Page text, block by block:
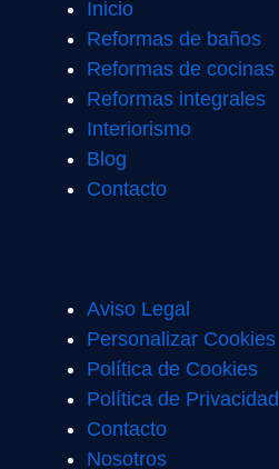
Inicio
Reformas de baños
Reformas de cocinas
Reformas integrales
Interiorismo
Blog
Contacto
Aviso Legal
Personalizar Cookies
Política de Cookies
Política de Privacidad
Contacto
Nosotros